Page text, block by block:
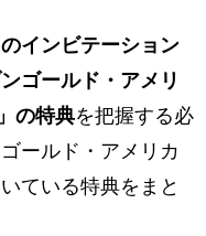
インビテーション
ゴールド・アメリ
の特典を把握する必
ールド・アメリカ
ている特典をまと